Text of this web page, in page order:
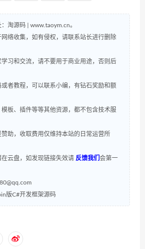
淘源码 | www.taoym.cn。
络收集，如有侵权，请联系站长进行删除
习和交流，请不要用于商业用途，否则后
者教程，可以联系小编，有钻石奖励和额
板、插件等等其他资源，都不包含技术服
助，收取费用仅维持本站的日常运营所
云盘，如发现链接失效请 反馈我们 会第一
版C#开发框架源码